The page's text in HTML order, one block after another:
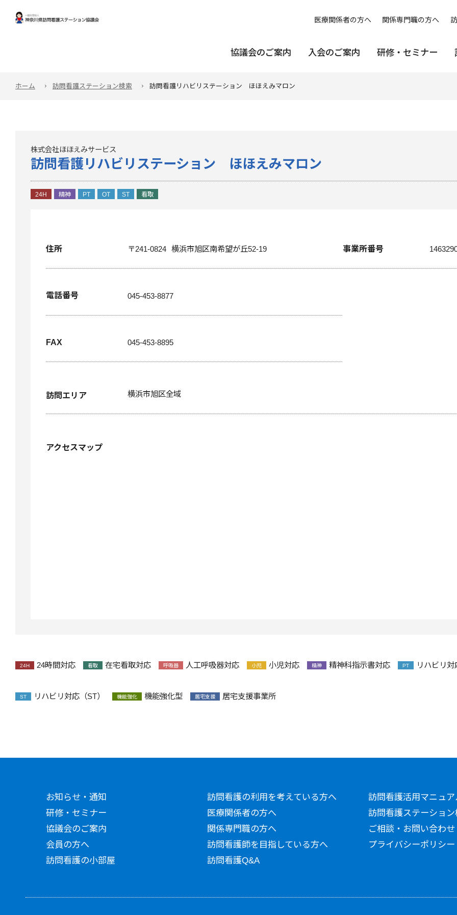
医療関係者の方へ 関係専門職の方へ
協議会のご案内 入会のご案内 研修・セミナー
ホーム 訪問看護ステーション検索 訪問看護リハビリステーション ほほえみマロン
株式会社ほほえみサービス
訪問看護リハビリステーション ほほえみマロン
24H 精神 PT OT ST 看取
住所 〒241-0824 横浜市旭区南希望が丘52-19
電話番号 045-453-8877
FAX 045-453-8895
事業所番号
訪問エリア 横浜市旭区全域
アクセスマップ
24H 24時間対応 看取 在宅看取対応 呼吸器 人工呼吸器対応 小児 小児対応 精神 精神科指示書対応 PT リハビリ
ST リハビリ対応（ST） 機能強化 機能強化型 居宅支援 居宅支援事業所
お知らせ・通知
研修・セミナー
協議会のご案内
会員の方へ
訪問看護の小部屋
訪問看護の利用を考えている方へ
医療関係者の方へ
関係専門職の方へ
訪問看護師を目指している方へ
訪問看護Q&A
訪問看護活用マニュア
訪問看護ステーション
ご相談・お問い合わせ
プライバシーポリシー